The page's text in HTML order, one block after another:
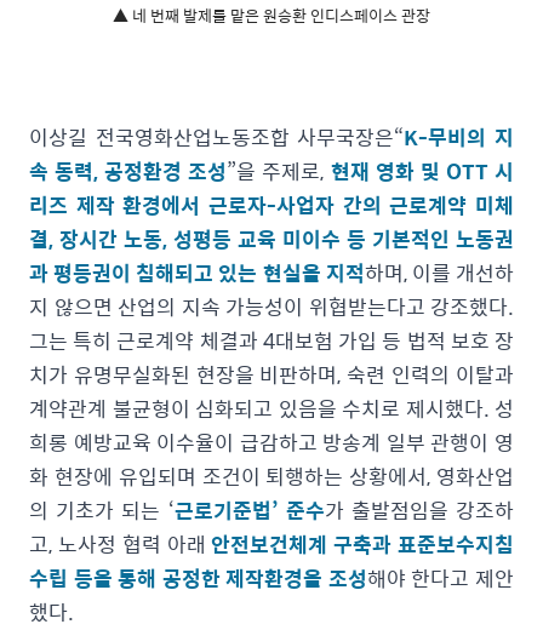
▲ 네 번째 발제를 맡은 원승환 인디스페이스 관장
이상길 전국영화산업노동조합 사무국장은“K-무비의 지
속 동력, 공정환경 조성”을 주제로, 현재 영화 및 OTT 시
리즈 제작 환경에서 근로자-사업자 간의 근로계약 미체
결, 장시간 노동, 성평등 교육 미이수 등 기본적인 노동권
과 평등권이 침해되고 있는 현실을 지적하며, 이를 개선하
지 않으면 산업의 지속 가능성이 위협받는다고 강조했다.
그는 특히 근로계약 체결과 4대보험 가입 등 법적 보호 장
치가 유명무실화된 현장을 비판하며, 숙련 인력의 이탈과
계약관계 불균형이 심화되고 있음을 수치로 제시했다. 성
희롱 예방교육 이수율이 급감하고 방송계 일부 관행이 영
화 현장에 유입되며 조건이 퇴행하는 상황에서, 영화산업
의 기초가 되는 ‘근로기준법’ 준수가 출발점임을 강조하
고, 노사정 협력 아래 안전보건체계 구축과 표준보수지침
수립 등을 통해 공정한 제작환경을 조성해야 한다고 제안
했다.